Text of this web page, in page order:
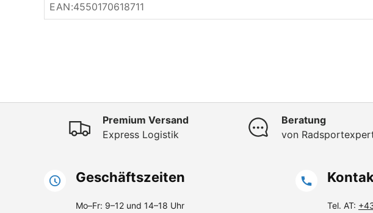
EAN:4550170618711
Premium Versand
Express Logistik
Beratung
von
Geschäftszeiten
Mo–Fr: 9–12 und 14–18 Uhr
Tel. AT: